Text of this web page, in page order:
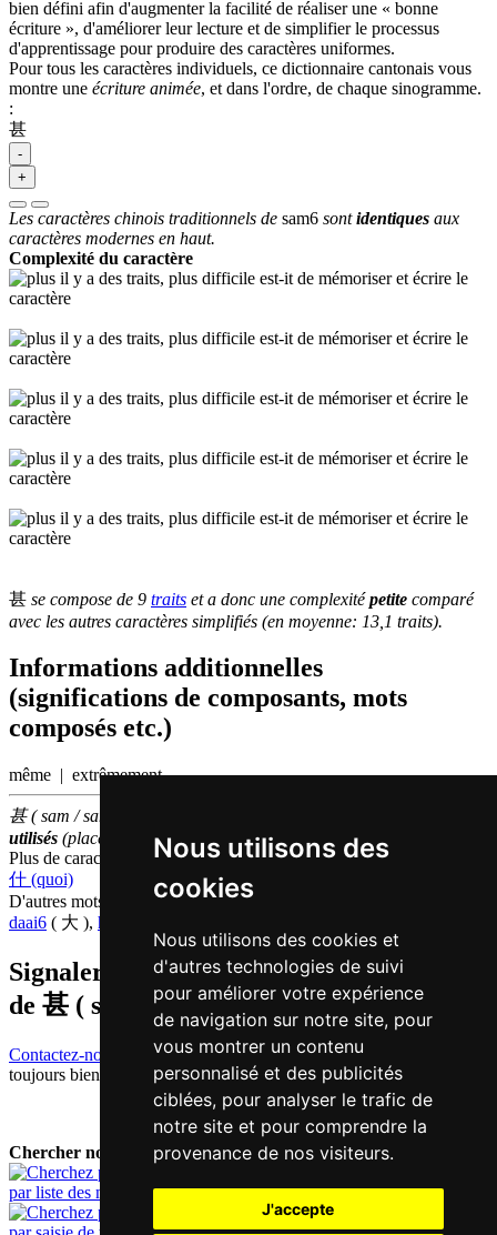
Nous utilisons des
cookies
Nous utilisons des cookies et
d'autres technologies de suivi
pour améliorer votre expérience
de navigation sur notre site, pour
vous montrer un contenu
personnalisé et des publicités
ciblées, pour analyser le trafic de
notre site et pour comprendre la
provenance de nos visiteurs.
J'accepte
bien défini afin d'augmenter la facilité de réaliser une « bonne
écriture », d'améliorer leur lecture et de simplifier le processus
d'apprentissage pour produire des caractères uniformes.
Pour tous les caractères individuels, ce dictionnaire cantonais vous
montre une écriture animée, et dans l'ordre, de chaque sinogramme.
:
甚
-
+
Les caractères chinois traditionnels de sam6 sontidentiques aux
caractères modernes en haut.
Complexité du caractère
甚 se compose de 9 traits et a donc une complexitépetite comparé
avec les autres caractères simplifiés (en moyenne: 13,1 traits).
Informations additionnelles
(significations de composants, mots
composés etc.)
même | extrêmement
甚 ( sam / sam6 ) fait partie des
utilisés (place parmi les caractères individuels )
Plus de caractères qui se prononcentsam6 en chinois
什 (quoi)
D'autres mots qui signifienttrès en chinois
daai6 ( 大 ), han2
Signaler traduction fausse ou manquante
de 甚 ( sam / sam6 )
Contactez-nous!
Votre feedback et critique constructive seront
toujours bienvenus.
Chercher nouveau mot:
par liste des mots